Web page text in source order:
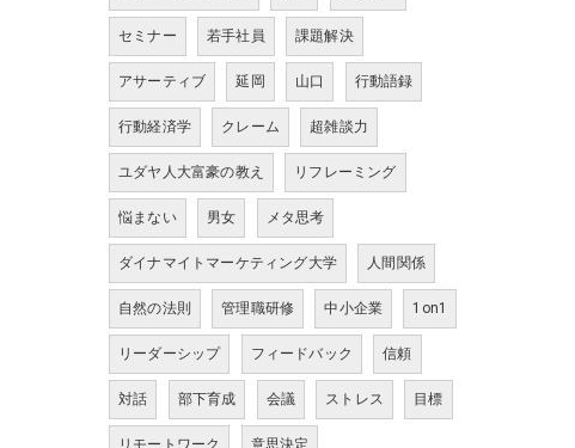
セミナー 若手社員 課題解決
アサーティブ 延岡 山口 行動語録
行動経済学 クレーム 超雑談力
ユダヤ人大富豪の教え リフレーミング
悩まない 男女 メタ思考
ダイナマイトマーケティング大学 人間関係
自然の法則 管理職研修 中小企業 1on1
リーダーシップ フィードバック 信頼
対話 部下育成 会議 ストレス 目標
リモートワーク 意思決定